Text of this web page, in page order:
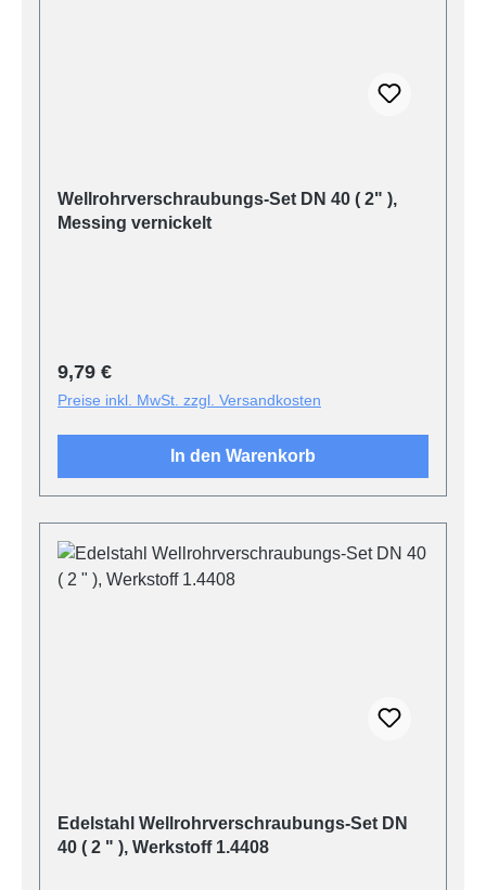
Wellrohrverschraubungs-Set DN 40 ( 2" ),
Messing vernickelt
Regulärer Preis:
9,79 €
Preise inkl. MwSt. zzgl. Versandkosten
In den Warenkorb
Edelstahl Wellrohrverschraubungs-Set DN
40 ( 2 " ), Werkstoff 1.4408